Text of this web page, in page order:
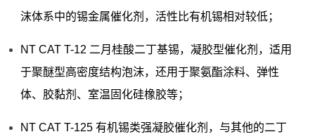
沫体系中的锡金属催化剂，活性比有机锡相对较低；
NT CAT T-12 二月桂酸二丁基锡，凝胶型催化剂，适用
于聚醚型高密度结构泡沫，还用于聚氨酯涂料、弹性
体、胶黏剂、室温固化硅橡胶等；
NT CAT T-125 有机锡类强凝胶催化剂，与其他的二丁